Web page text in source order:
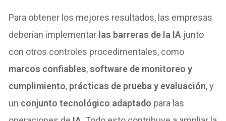
Para obtener los mejores resultados, las empresas
deberían implementar las barreras de la IA junto
con otros controles procedimentales, como
marcos confiables,software de monitoreo y
cumplimiento, prácticas de prueba y evaluación, y
un conjunto tecnológico adaptado para las